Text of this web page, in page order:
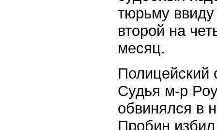
тюрьму
второй на
месяц.
Полицейский
Судья м-р
обвинялся в
Пробин